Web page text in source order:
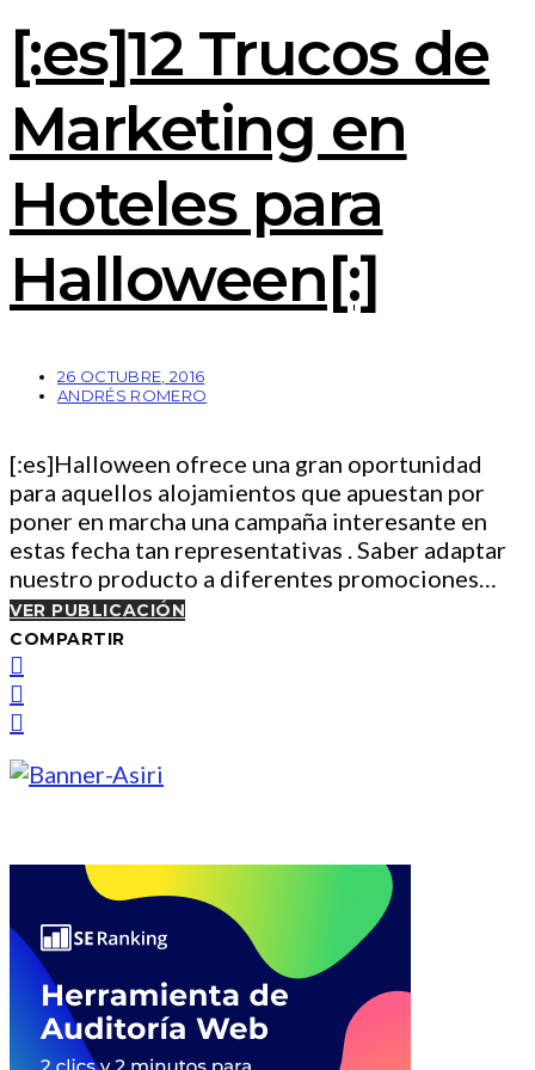
[:es]12 Trucos de
Marketing en
Hoteles para
Halloween[:]
26 OCTUBRE, 2016
ANDRÉS ROMERO
[:es]Halloween ofrece una gran oportunidad
para aquellos alojamientos que apuestan por
poner en marcha una campaña interesante en
estas fecha tan representativas . Saber adaptar
nuestro producto a diferentes promociones…
VER PUBLICACIÓN
COMPARTIR